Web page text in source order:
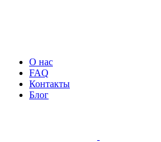
О нас
FAQ
Контакты
Блог